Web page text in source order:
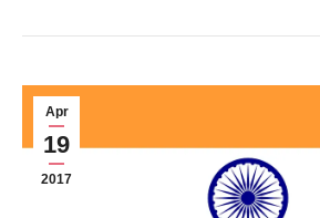
Apr
19
2017